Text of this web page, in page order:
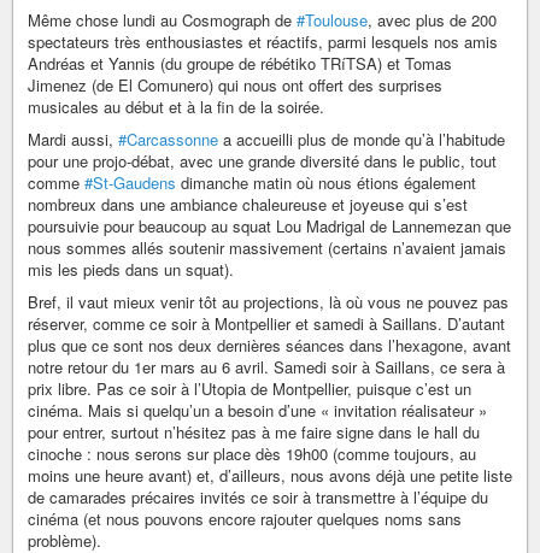
Même chose lundi au Cosmograph de #Toulouse, avec plus de 200
spectateurs très enthousiastes et réactifs, parmi lesquels nos amis
Andréas et Yannis (du groupe de rébétiko TRíTSA) et Tomas
Jimenez (de El Comunero) qui nous ont offert des surprises
musicales au début et à la fin de la soirée.
Mardi aussi, #Carcassonne a accueilli plus de monde qu’à l’habitude
pour une projo-débat, avec une grande diversité dans le public, tout
comme #St-Gaudens dimanche matin où nous étions également
nombreux dans une ambiance chaleureuse et joyeuse qui s’est
poursuivie pour beaucoup au squat Lou Madrigal de Lannemezan que
nous sommes allés soutenir massivement (certains n’avaient jamais
mis les pieds dans un squat).
Bref, il vaut mieux venir tôt au projections, là où vous ne pouvez pas
réserver, comme ce soir à Montpellier et samedi à Saillans. D’autant
plus que ce sont nos deux dernières séances dans l’hexagone, avant
notre retour du 1er mars au 6 avril. Samedi soir à Saillans, ce sera à
prix libre. Pas ce soir à l’Utopia de Montpellier, puisque c’est un
cinéma. Mais si quelqu’un a besoin d’une « invitation réalisateur »
pour entrer, surtout n’hésitez pas à me faire signe dans le hall du
cinoche : nous serons sur place dès 19h00 (comme toujours, au
moins une heure avant) et, d’ailleurs, nous avons déjà une petite liste
de camarades précaires invités ce soir à transmettre à l’équipe du
cinéma (et nous pouvons encore rajouter quelques noms sans
problème).